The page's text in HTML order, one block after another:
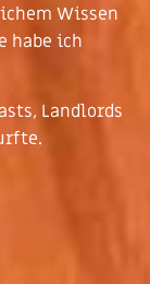
Wissen
habe ich
Landlords